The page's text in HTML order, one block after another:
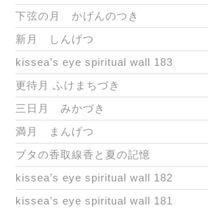
下弦の月 かげんのつき
新月 しんげつ
kissea’s eye spiritual wall 183
更待月 ふけまちづき
三日月 みかづき
満月 まんげつ
ブタの香取線香と夏の記憶
kissea’s eye spiritual wall 182
kissea’s eye spiritual wall 181